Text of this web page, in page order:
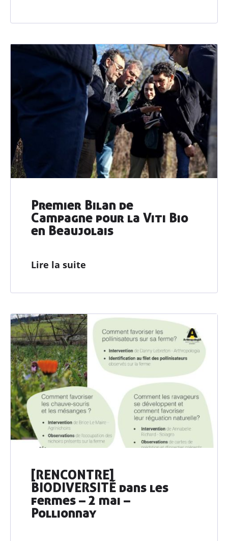
Premier Bilan de
Campagne pour la Viti Bio
en Beaujolais
Lire la suite
[RENCONTRE]
BIODIVERSITÉ dans les
fermes – 2 mai –
Pollionnay